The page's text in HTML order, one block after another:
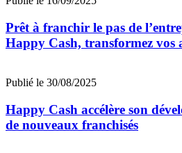
Prêt à franchir le pas de
Happy Cash, transformez vos
Publié le 30/08/2025
Happy Cash accélère son
de nouveaux franchisés